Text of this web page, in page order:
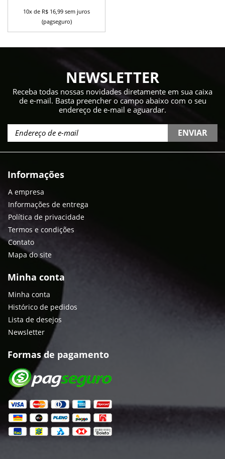
10x de R$ 16,99 sem juros
(pagseguro)
NEWSLETTER
Receba todas nossas novidades diretamente em sua caixa
de e-mail. Basta preencher o campo abaixo com o seu
endereço de e-mail e aguardar.
ENVIAR
Informações
A empresa
Informações de entrega
Política de privacidade
Termos e condições
Contato
Mapa do site
Minha conta
Minha conta
Histórico de pedidos
Lista de desejos
Newsletter
Formas de pagamento